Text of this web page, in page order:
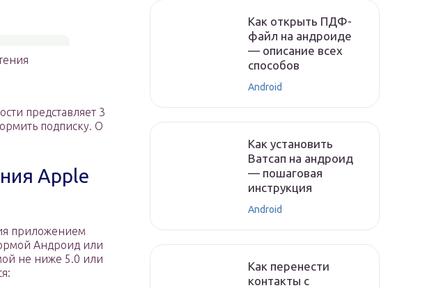
представляет 3
подписку. О
Apple
приложением
Андроид или
не ниже 5.0 или
Как открыть ПДФ-
файл на андроиде
— описание всех
способов
Android
Как установить
Ватсап на андроид
— пошаговая
инструкция
Android
Как перенести
контакты с